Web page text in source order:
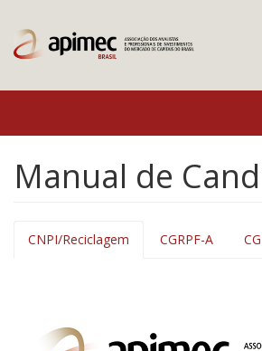
Manual de
CNPI/Reciclagem CGRPF-A